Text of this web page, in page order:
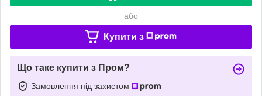
або
Купити з
Що таке купити з Пром?
Замовлення під захистом